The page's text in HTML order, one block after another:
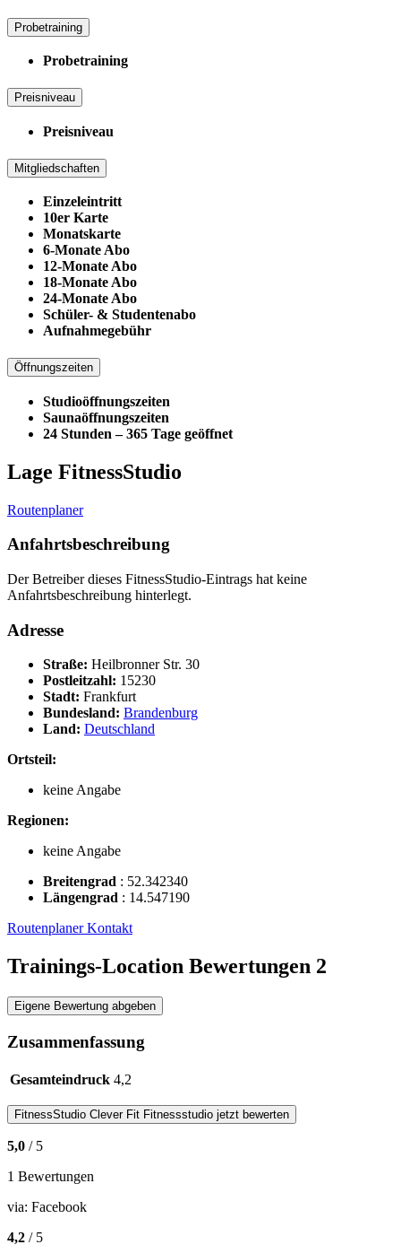
Probetraining
Probetraining
Preisniveau
Preisniveau
Mitgliedschaften
Einzeleintritt
10er Karte
Monatskarte
6-Monate Abo
12-Monate Abo
18-Monate Abo
24-Monate Abo
Schüler- & Studentenabo
Aufnahmegebühr
Öffnungszeiten
Studioöffnungszeiten
Saunaöffnungszeiten
24 Stunden – 365 Tage geöffnet
Lage FitnessStudio
Routenplaner
Anfahrtsbeschreibung
Der Betreiber dieses FitnessStudio-Eintrags hat keine
Anfahrtsbeschreibung hinterlegt.
Adresse
Straße: Heilbronner Str. 30
Postleitzahl: 15230
Stadt: Frankfurt
Bundesland: Brandenburg
Land: Deutschland
Ortsteil:
keine Angabe
Regionen:
keine Angabe
Breitengrad : 52.342340
Längengrad : 14.547190
RoutenplanerKontakt
Trainings-Location Bewertungen 2
Eigene Bewertung abgeben
Zusammenfassung
Gesamteindruck 4,2
FitnessStudio Clever Fit Fitnessstudio jetzt bewerten
5,0 / 5
1 Bewertungen
via: Facebook
4,2 / 5